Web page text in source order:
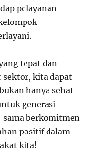
pelayanan
tepat dan
sektor, kita dapat
hanya sehat
generasi
sama berkomitmen
positif dalam
kita!